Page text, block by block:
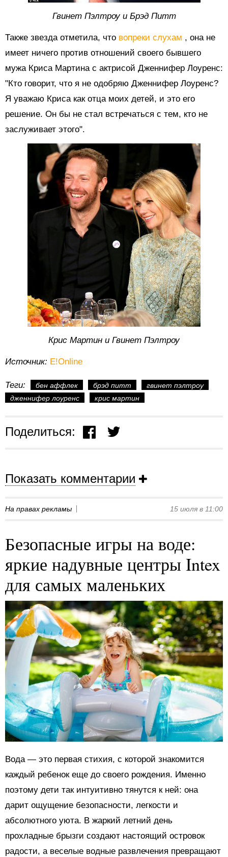
Гвинет Пэлтроу и Брэд Питт
Также звезда отметила, что вопреки слухам , она не
имеет ничего против отношений своего бывшего
мужа Криса Мартина с актрисой Дженнифер Лоуренс:
"Кто говорит, что я не одобряю Дженнифер Лоуренс?
Я уважаю Криса как отца моих детей, и это его
решение. Он бы не стал встречаться с тем, кто не
заслуживает этого".
Крис Мартин и Гвинет Пэлтроу
Источник: E!Online
Теги: бен аффлек брэд питт
гвинет пэлтроу
дженнифер лоуренс
крис мартин
Поделиться:
Показать комментарии
На правах рекламы 15 июля в 11:00
Безопасные игры на воде:
яркие надувные центры Intex
для самых маленьких
Вода — это первая стихия, с которой знакомится
каждый ребенок еще до своего рождения. Именно
поэтому дети так интуитивно тянутся к ней: она
дарит ощущение безопасности, легкости и
абсолютного уюта. В жаркий летний день
прохладные брызги создают настоящий островок
радости, а веселые водные развлечения превращают